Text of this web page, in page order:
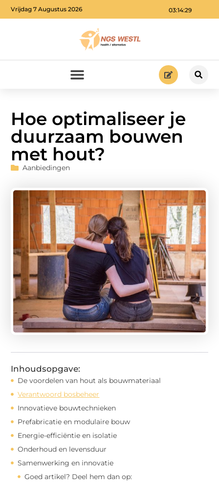
03:14:31
Vrijdag 7 Augustus 2026
Hoe optimaliseer je
duurzaam bouwen
met hout?
Aanbiedingen
Inhoudsopgave:
De voordelen van hout als bouwmateriaal
Verantwoord bosbeheer
Innovatieve bouwtechnieken
Prefabricatie en modulaire bouw
Energie-efficiëntie en isolatie
Onderhoud en levensduur
Samenwerking en innovatie
Goed artikel? Deel hem dan op: